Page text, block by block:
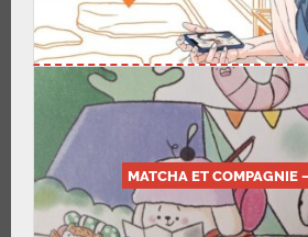
MATCHA ET COMPAGNIE